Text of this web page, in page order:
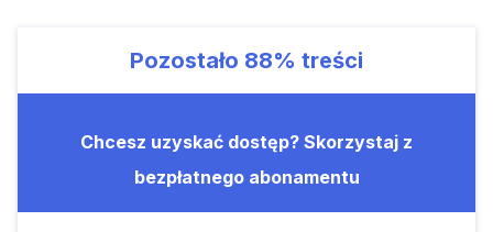
Pozostało 88% treści
Chcesz uzyskać dostęp? Skorzystaj z
bezpłatnego abonamentu